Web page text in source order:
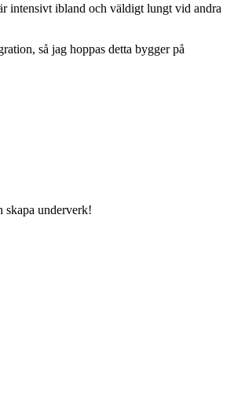
intensivt ibland och väldigt lungt vid andra
så jag hoppas detta bygger på
skapa underverk!